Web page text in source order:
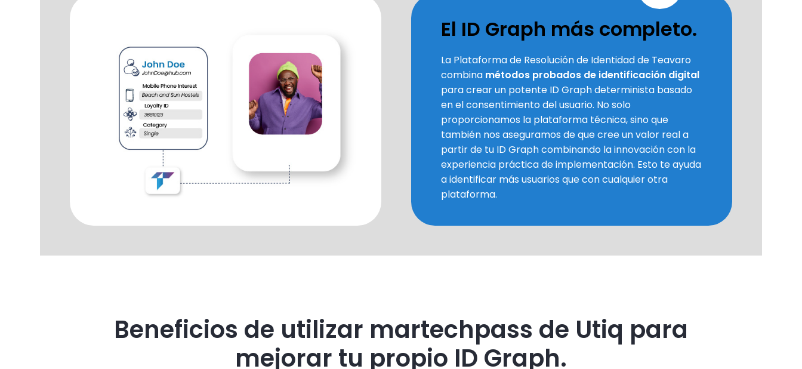
El ID Graph más completo.
La Plataforma de Resolución de Identidad de Teavaro
combina métodos probados de identificación digital
para crear un potente ID Graph determinista basado
en el consentimiento del usuario. No solo
proporcionamos la plataforma técnica, sino que
también nos aseguramos de que cree un valor real a
partir de tu ID Graph combinando la innovación con la
experiencia práctica de implementación. Esto te ayuda
a identificar más usuarios que con cualquier otra
plataforma.
Beneficios de utilizar martechpass de Utiq para
mejorar tu propio ID Graph.